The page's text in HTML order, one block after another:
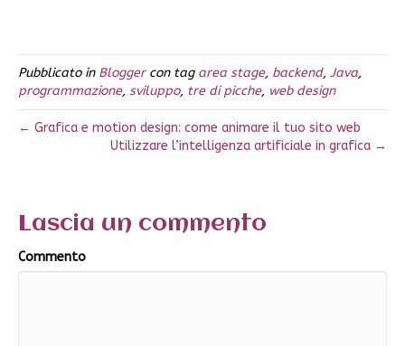
Pubblicato in Bloggercon tag area stage, backend, Java,
programmazione, sviluppo, tre di picche, web design
← Grafica e motion design: come animare il tuo sito web
Utilizzare l’intelligenza artificiale in grafica →
Lascia un commento
Commento